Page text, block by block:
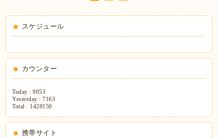
スケジュール
カウンター
Today :9053
Yesterday :7163
Total : 1428150
携帯サイト